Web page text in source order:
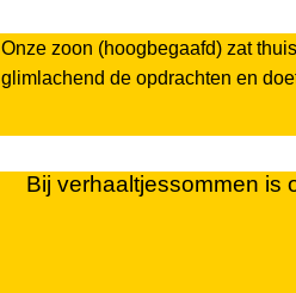
Onze zoon (hoogbegaafd) zat
glimlachend de opdrachten en
Bij verhaaltjessommen is